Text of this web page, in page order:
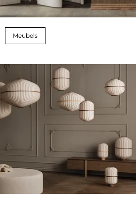
Meubels